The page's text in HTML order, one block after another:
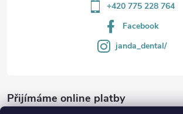
+420 775 228 764
Facebook
janda_dental/
Přijímáme online platby